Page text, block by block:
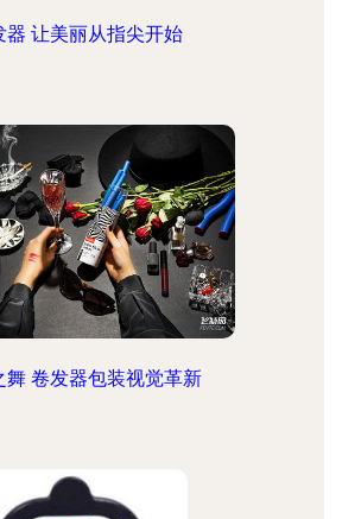
器 让美丽从指尖开始
舞 卷发器包装视觉革新